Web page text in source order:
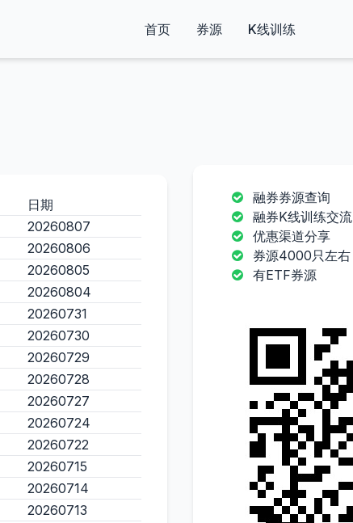
首页 券源 K线训练
日期
20260807
20260806
20260805
20260804
20260731
20260730
20260729
20260728
20260727
20260724
20260722
20260715
20260714
20260713
融券券源查询
融券K线训练交流
优惠渠道分享
券源4000只左右
有ETF券源